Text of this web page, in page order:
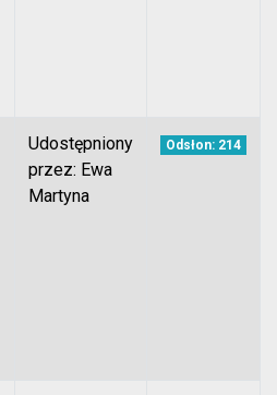
Udostępniony
przez: Ewa
Martyna
Odsłon: 214